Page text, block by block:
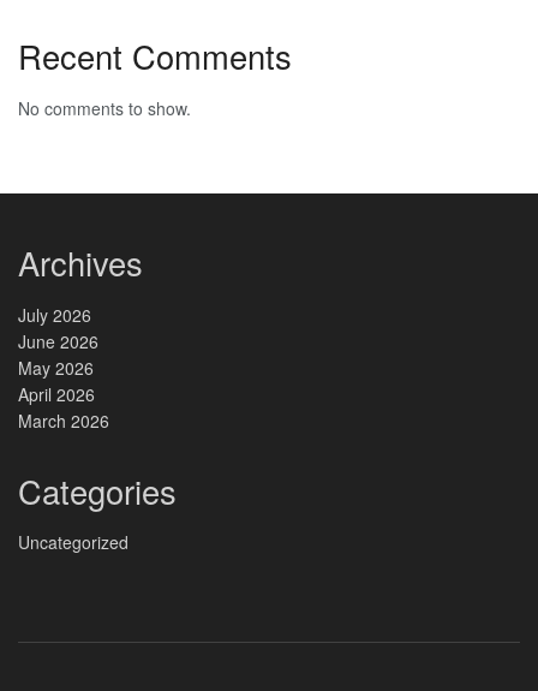
Recent Comments
No comments to show.
Archives
July 2026
June 2026
May 2026
April 2026
March 2026
Categories
Uncategorized